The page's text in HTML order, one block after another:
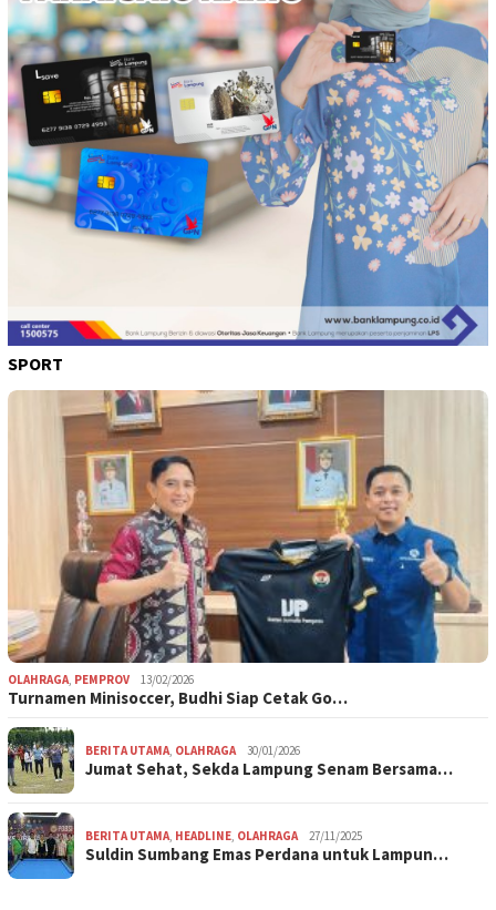
SPORT
OLAHRAGA, PEMPROV 13/02/2026
Turnamen Minisoccer, Budhi Siap Cetak Go…
BERITA UTAMA, OLAHRAGA 30/01/2026
Jumat Sehat, Sekda Lampung Senam Bersama…
BERITA UTAMA, HEADLINE, OLAHRAGA 27/11/2025
Suldin Sumbang Emas Perdana untuk Lampun…